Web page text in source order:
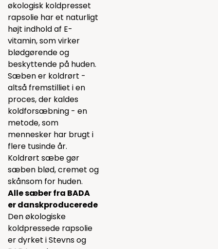
økologisk koldpresset
rapsolie har et naturligt
højt indhold af E-
vitamin, som virker
blødgørende og
beskyttende på huden.
Sæben er koldrørt -
altså fremstilliet i en
proces, der kaldes
koldforsæbning - en
metode, som
mennesker har brugt i
flere tusinde år.
Koldrørt sæbe gør
sæben blød, cremet og
skånsom for huden.
Alle sæber fra BADA
er danskproducerede
Den økologiske
koldpressede rapsolie
er dyrket i Stevns og